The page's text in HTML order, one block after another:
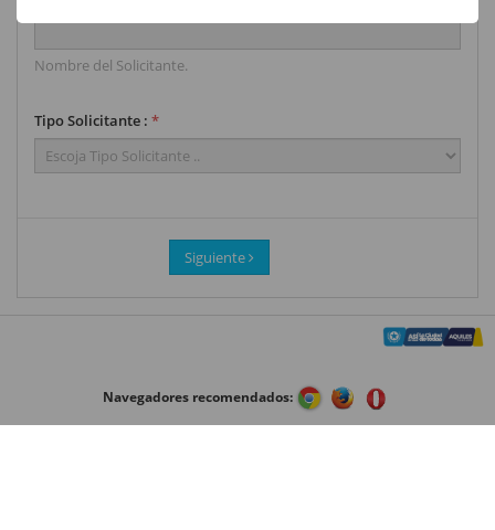
Nombre del Solicitante.
Tipo Solicitante : *
Siguiente
Navegadores recomendados: